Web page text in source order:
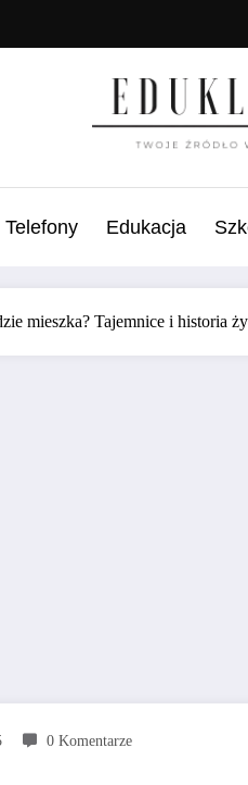
Telefony Edukacja
mieszka? Tajemnice i historia
0 Komentarze